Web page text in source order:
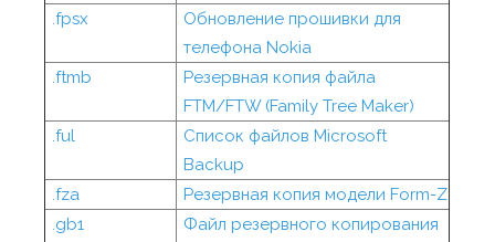
.fpsx
Обновление прошивки для
телефона Nokia
.ftmb
Резервная копия файла
FTM/FTW (Family Tree Maker)
.ful
Список файлов Microsoft
Backup
.fza
Резервная копия модели Form-Z
.gb1
Файл резервного копирования